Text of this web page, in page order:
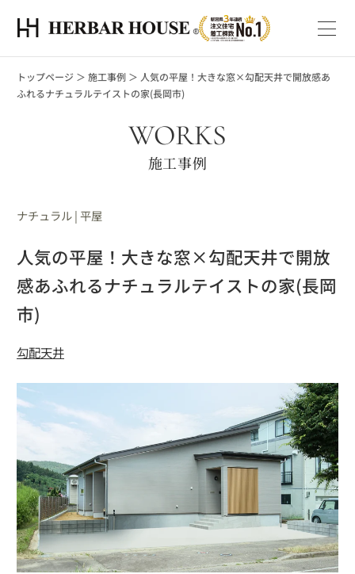
トップページ ＞ 施工事例＞ 人気の平屋！大きな窓×勾配天井で開放感あ
ふれるナチュラルテイストの家(長岡市)
WORKS
施工事例
ナチュラル|平屋
人気の平屋！大きな窓×勾配天井で開放
感あふれるナチュラルテイストの家(長岡
市)
勾配天井